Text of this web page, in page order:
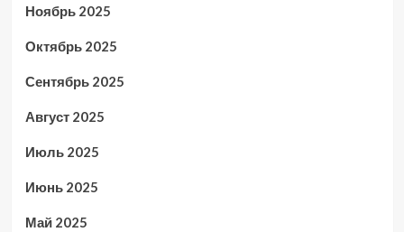
Ноябрь 2025
Октябрь 2025
Сентябрь 2025
Август 2025
Июль 2025
Июнь 2025
Май 2025